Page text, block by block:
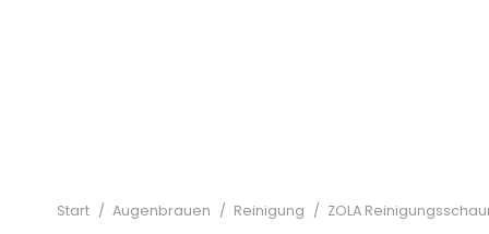
Start / Augenbrauen / Reinigung / ZOLA